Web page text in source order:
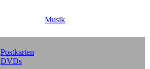
Musik
Postkarten
DVDs